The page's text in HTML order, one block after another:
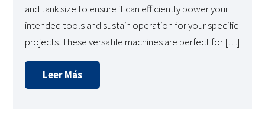
and tank size to ensure it can efficiently power your
intended tools and sustain operation for your specific
projects. These versatile machines are perfect for […]
Leer Más